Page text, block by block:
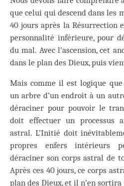
que celui qui descend dans les
40 jours après la Résurrection
personnalité inférieure, pour
du mal. Avec l’ascension, cet
dans le plan des Dieux, puis
Mais comme il est logique
un arbre d’un endroit à un
déraciner pour pouvoir le
doit effectuer un processus
astral. L’Initié doit
propres enfers intérieurs
déraciner son corps astral de
Après ces 40 jours, ce corps
plan des Dieux, et il n’en sortira